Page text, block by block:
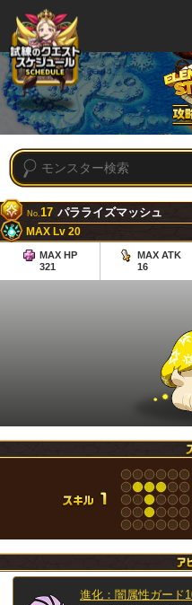
No.17 パラライズマッシュ
MAX Lv 20
MAX HP
321
MAX ATK
16
進化：闇属性ガード